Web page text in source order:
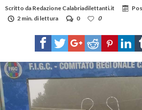
Scritto da Redazione Calabriadilettanti.it
2 min. di lettura
0 0